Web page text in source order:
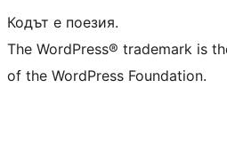
Кодът е поезия.
The WordPress® trademark is
of the WordPress Foundation.